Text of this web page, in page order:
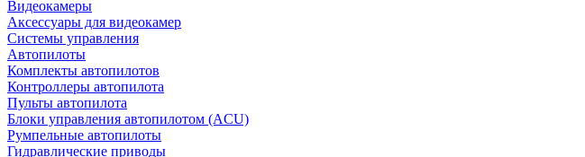
Видеокамеры
Аксессуары для видеокамер
Системы управления
Автопилоты
Комплекты автопилотов
Контроллеры автопилота
Пульты автопилота
Блоки управления автопилотом (ACU)
Румпельные автопилоты
Гидравлические приводы